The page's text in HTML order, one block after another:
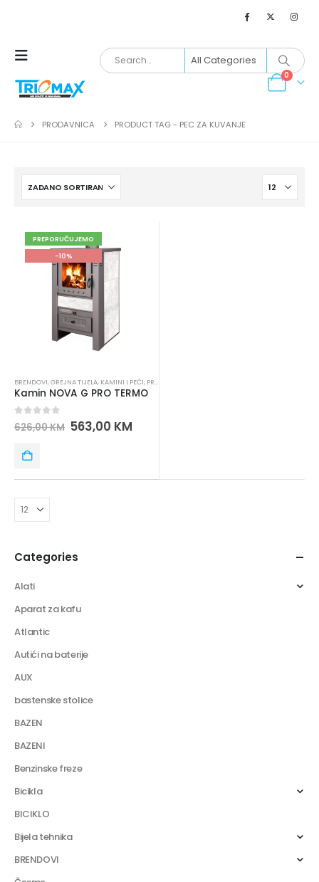
0
PRODAVNICA PRODUCT TAG - PEC ZA KUVANJE
PREPORUČUJEMO
-10%
BRENDOVI,GREJNA TIJELA, KAMINI I PEĆI, PRO TERMO
Kamin NOVA G PRO TERMO
out of 5
626,00KM 563,00 KM
Categories
Alati
Aparat za kafu
Atlantic
Autići na baterije
AUX
bastenske stolice
BAZEN
BAZENI
Benzinske freze
Bicikla
BICIKLO
Bijela tehnika
BRENDOVI